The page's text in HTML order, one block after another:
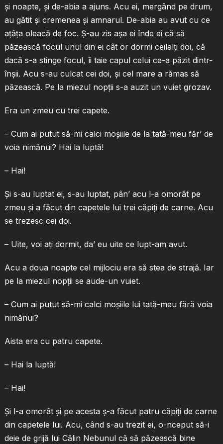
şi noapte, şi de-abia a ajuns. Acu ei, mergând pe drum,
au gătit şi cremenea şi amnarul. De-abia au avut cu ce
aţâţa oleacă de foc. Ş-au zis aşa ei înde ei că să
păzească focul unul din ei cât or dormi ceilalţi doi, că
dacă s-a stinge focul, îi taie capul celui ce-a păzit dintr-
înşii. Acu s-au culcat cei doi, şi cel mare a rămas să
păzească. Pe la miezul nopţii s-a auzit un vuiet grozav.
Era un zmeu cu trei capete.
– Cum ai putut să-mi calci moşiile de la tată-meu făr’ de
voia nimănui? Hai la luptă!
– Hai!
Şi s-au luptat ei, s-au luptat, pân’ acu l-a omorât pe
zmeu şi a făcut din capetele lui trei căpiţi de carne. Acu
se trezesc cei doi.
– Uite, voi aţi dormit, da’ eu uite ce lupt-am avut.
Acu a doua noapte cel mijlociu era să stea de strajă. Iar
pe la miezul nopţii se aude-un vuiet.
– Cum ai putut să-mi calci moşiile lui tată-meu fără voia
nimănui?
Aista era cu patru capete.
– Hai la luptă!
– Hai!
Şi l-a omorât şi pe acesta ş-a făcut patru căpiţi de carne
din capetele lui. Acu, când s-au trezit ei, o-nceput să-i
deie de grijă lui Călin Nebunul că să păzească bine